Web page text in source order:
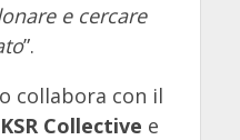
e cercare
”.
collabora con il
KSR Collective e